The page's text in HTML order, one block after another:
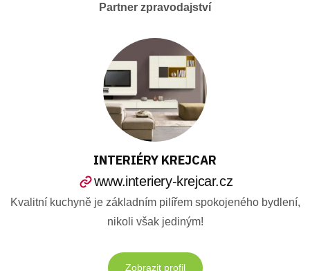
Partner zpravodajství
INTERIÉRY KREJCAR
www.interiery-krejcar.cz
Kvalitní kuchyně je základním pilířem spokojeného bydlení,
nikoli však jediným!
Zobrazit profil